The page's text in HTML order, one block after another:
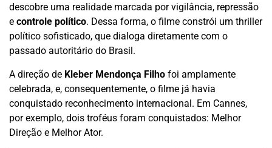
descobre uma realidade marcada por vigilância, repressão
e controle político. Dessa forma, o filme constrói um thriller
político sofisticado, que dialoga diretamente com o
passado autoritário do Brasil.
A direção de Kleber Mendonça Filho foi amplamente
celebrada, e, consequentemente, o filme já havia
conquistado reconhecimento internacional. Em Cannes,
por exemplo, dois troféus foram conquistados: Melhor
Direção e Melhor Ator.